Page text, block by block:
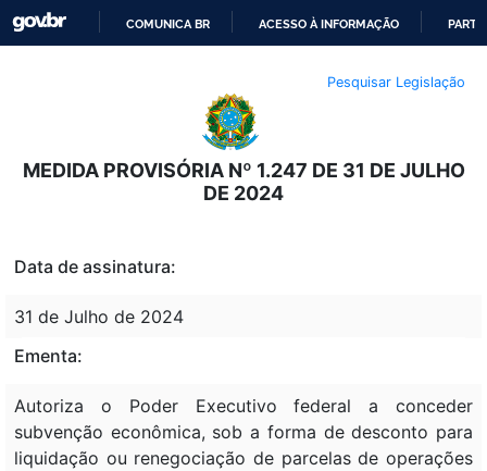
O
CONTEÚDO
COMUNICA BR ACESSO À INFORMAÇÃO
Pesquisar Legislação
MEDIDA PROVISÓRIA Nº 1.247 DE 31 DE JULHO
DE 2024
Data de assinatura:
31 de Julho de 2024
Ementa:
Autoriza o Poder Executivo federal a conceder
subvenção econômica, sob a forma de desconto para
liquidação ou renegociação de parcelas de operações